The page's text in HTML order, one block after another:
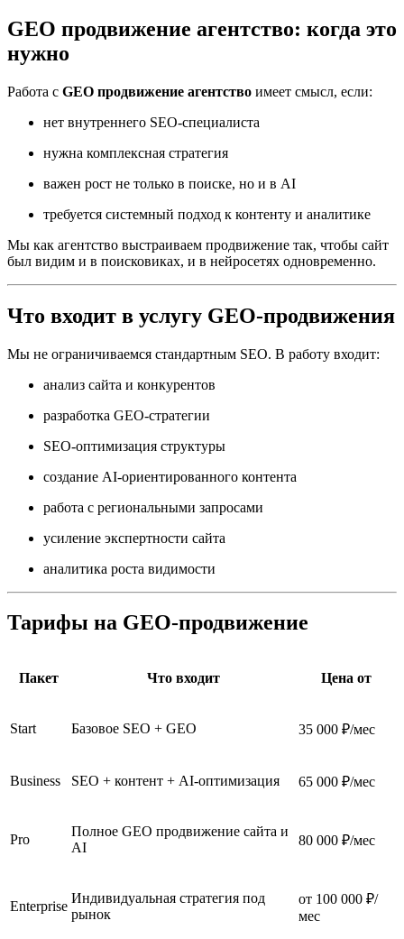
GEO продвижение агентство: когда это
нужно
Работа с GEO продвижение агентство имеет смысл, если:
нет внутреннего SEO-специалиста
нужна комплексная стратегия
важен рост не только в поиске, но и в AI
требуется системный подход к контенту и аналитике
Мы как агентство выстраиваем продвижение так, чтобы сайт
был видим и в поисковиках, и в нейросетях одновременно.
Что входит в услугу GEO-продвижения
Мы не ограничиваемся стандартным SEO. В работу входит:
анализ сайта и конкурентов
разработка GEO-стратегии
SEO-оптимизация структуры
создание AI-ориентированного контента
работа с региональными запросами
усиление экспертности сайта
аналитика роста видимости
Тарифы на GEO-продвижение
Пакет Что входит Цена от
Start Базовое SEO + GEO 35 000 ₽/мес
Business SEO + контент + AI-оптимизация 65 000 ₽/мес
Pro
Полное GEO продвижение сайта и
AI
80 000 ₽/мес
Enterprise
Индивидуальная стратегия под
рынок
от 100 000 ₽/
мес